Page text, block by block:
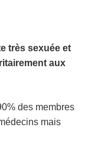
très sexuée et
aux
des membres
mais